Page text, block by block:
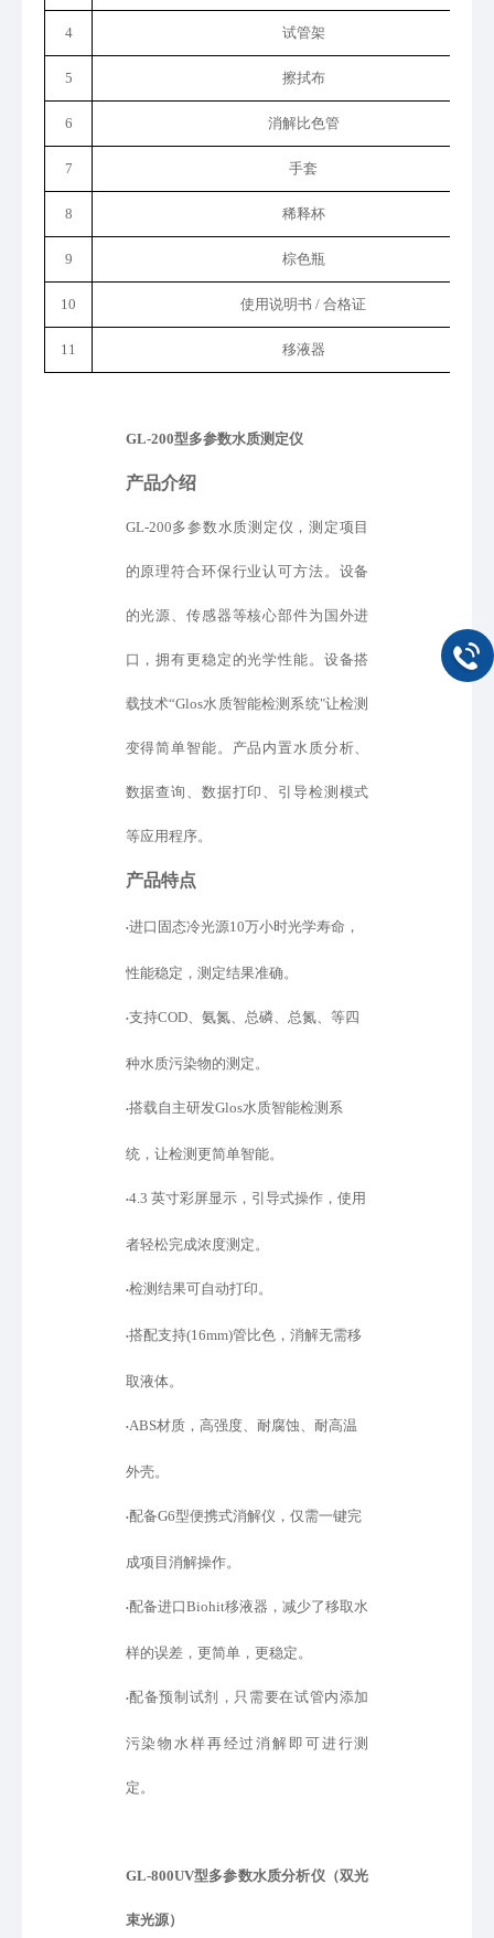
4 试管架
5 擦拭布
6 消解比色管
7 手套
8 稀释杯
9 棕色瓶
10 使用说明书 / 合格证
11 移液器
GL-200型多参数水质测定仪
产品介绍
GL-200多参数水质测定仪，测定项目
的原理符合环保行业认可方法。设备
的光源、传感器等核心部件为国外进
口 ，拥有更稳定的光学性能。设备搭
载技术“Glos水质智能检测系统"让检测
变得简单智能。产品内置水质分析、
数据查询、 数据打印、引导检测模式
等应用程序。
产品特点
•进口固态冷光源10万小时光学寿命，
性能稳定，测定结果准确。
•支持COD、氨氮、总磷、总氮、等四
种水质污染物的测定。
•搭载自主研发Glos水质智能检测系
统，让检测更简单智能。
•4.3 英寸彩屏显示，引导式操作，使用
者轻松完成浓度测定。
•检测结果可自动打印。
•搭配支持(16mm)管比色，消解无需移
取液体。
•ABS材质，高强度、耐腐蚀、耐高温
外壳。
•配备G6型便携式消解仪，仅需一键完
成项目消解操作。
•配备进口 Biohit移液器，减少了移取水
样的误差，更简单，更稳定。
•配备预制试剂，只需要在试管内添加
污染物水样再经过消解即可进行测
定。
GL-800UV型多参数水质分析仪（双光
束光源）